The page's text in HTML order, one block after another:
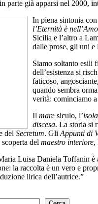
parte già apparsi nel 2000,
In piena sintonia
l’Eternità è
Sicilia e l’altro a
dalle prose, gli uni e
Siamo soltanto esili
dell’esistenza si
faticoso, angosciante,
quando sembra
verità: cominciamo
Il mare siculo, l’isola
discesa. La storia si
del Secretum. Gli Appunti di
scoperta del maestro interiore,
Luisa Daniela Toffanin
la raccolta è un vero e
lirica dell’autrice.”